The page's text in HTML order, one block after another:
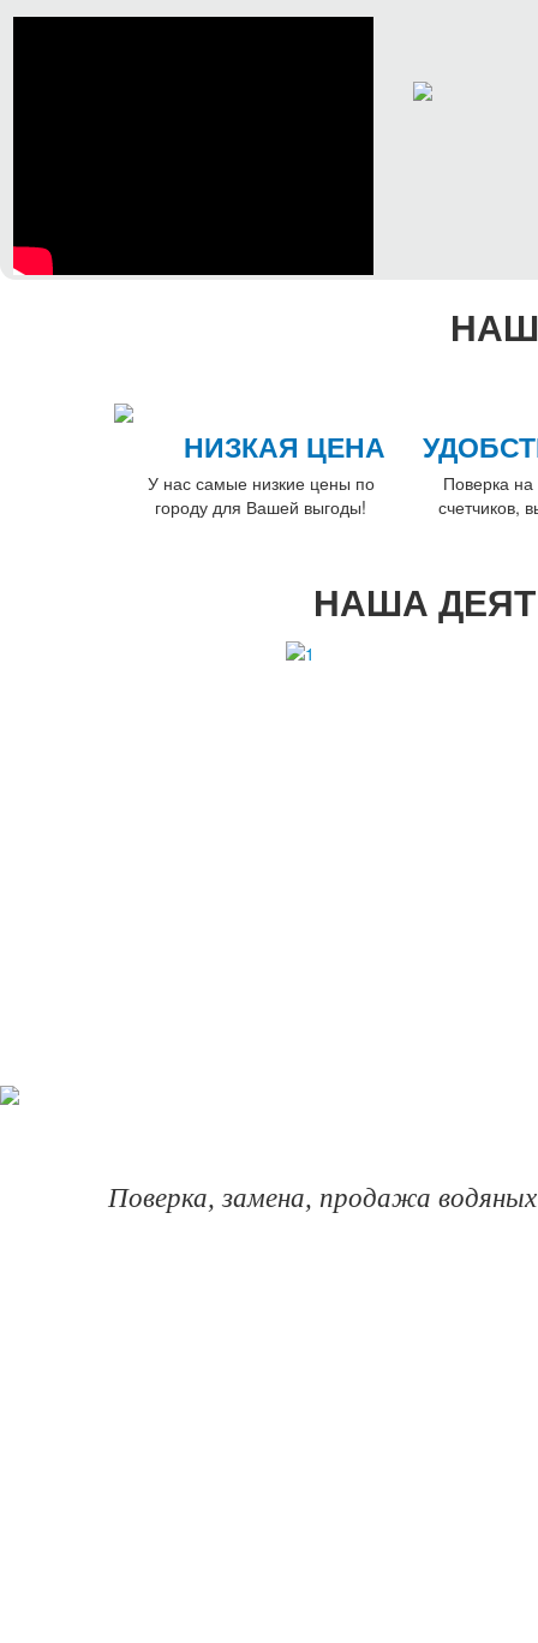
НИЗКАЯ ЦЕНА
У нас самые низкие цены по
городу для Вашей выгоды!
Поверка
счетчиков,
НАША
Поверка, замена, продажа